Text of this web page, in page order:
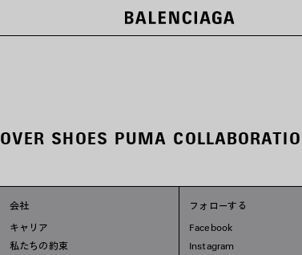
SHOES PUMA
会社
キャリア
私たちの約束
フォローする
Facebook
Instagram